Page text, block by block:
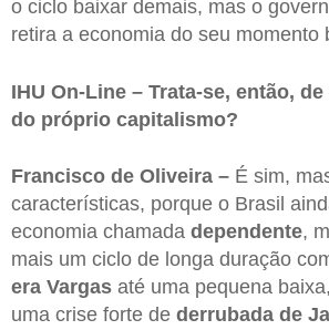
o ciclo baixar demais, mas o
retira a economia do seu momento
IHU On-Line – Trata-se, então,
do próprio capitalismo?
Francisco de Oliveira – É sim,
características, porque o Brasil
economia chamada dependente,
mais um ciclo de longa duração
era Vargas até uma pequena
uma crise forte de derrubada de